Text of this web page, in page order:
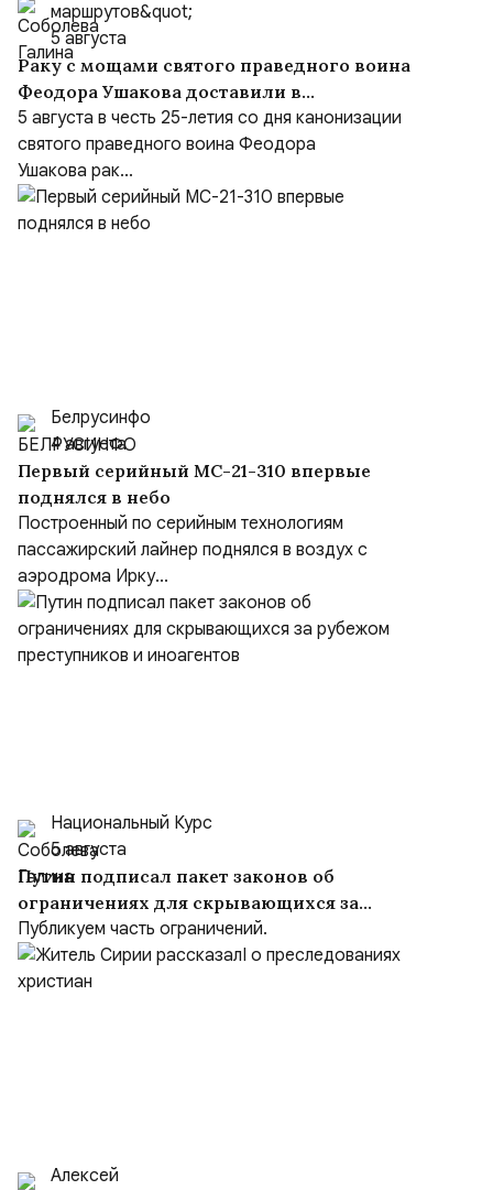
маршрутов&quot;
5 августа
Раку с мощами святого праведного воина
Феодора Ушакова доставили в
Кафедральный собор праведного Феодора
Ушакова в Саранске
5 августа в честь 25-летия со дня канонизации
святого праведного воина Феодора
Ушакова рак...
Белрусинфо
4 августа
Первый серийный МС-21-310 впервые
поднялся в небо
Построенный по серийным технологиям
пассажирский лайнер поднялся в воздух с
аэродрома Ирку...
Национальный Курс
5 августа
Путин подписал пакет законов об
ограничениях для скрывающихся за
рубежом преступников и иноагентов
Публикуем часть ограничений.
Алексей